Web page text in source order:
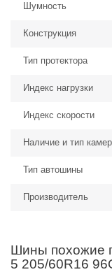
Шумность
Конструкция
Тип протектора
Индекс нагрузки
Индекс скорости
Наличие и тип
Тип автошины
Производитель
Шины похожие
5 205/60R16